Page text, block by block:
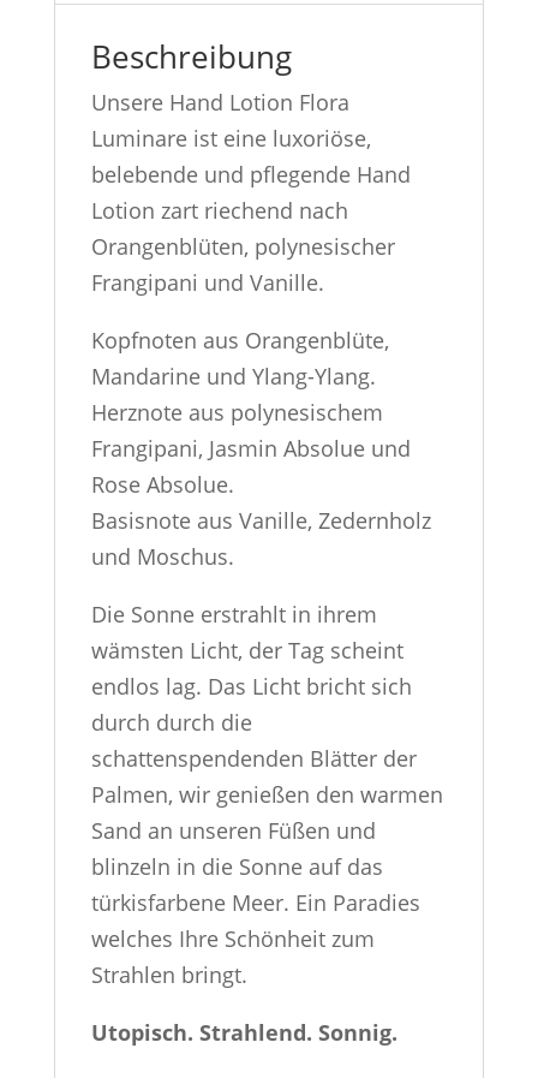
Beschreibung
Unsere Hand Lotion Flora
Luminare ist eine luxoriöse,
belebende und pflegende Hand
Lotion zart riechend nach
Orangenblüten, polynesischer
Frangipani und Vanille.
Kopfnoten aus Orangenblüte,
Mandarine und Ylang-Ylang.
Herznote aus polynesischem
Frangipani, Jasmin Absolue und
Rose Absolue.
Basisnote aus Vanille, Zedernholz
und Moschus.
Die Sonne erstrahlt in ihrem
wämsten Licht, der Tag scheint
endlos lag. Das Licht bricht sich
durch durch die
schattenspendenden Blätter der
Palmen, wir genießen den warmen
Sand an unseren Füßen und
blinzeln in die Sonne auf das
türkisfarbene Meer. Ein Paradies
welches Ihre Schönheit zum
Strahlen bringt.
Utopisch. Strahlend. Sonnig.